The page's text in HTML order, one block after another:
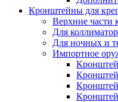
Кронштейны для
Верхние части
Для
Для ночных и
Импортное